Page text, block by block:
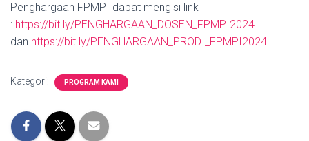
Penghargaan FPMPI dapat mengisi link
: https://bit.ly/PENGHARGAAN_DOSEN_FPMPI2024
dan https://bit.ly/PENGHARGAAN_PRODI_FPMPI2024
Kategori: PROGRAM KAMI